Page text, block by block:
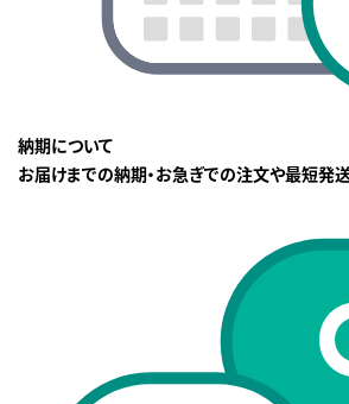
納期について
お届けまでの納期・お急ぎでの注文や最短発